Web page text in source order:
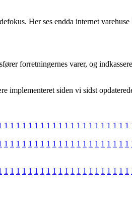
Her ses endda internet
forretningernes varer, og
implementeret siden vi sidst
1 1 1 1 1 1 1 1 1 1 1 1 1 1 1 1 1 1 1 1 1
1 1 1 1 1 1 1 1 1 1 1 1 1 1 1 1 1 1 1 1 1
1 1 1 1 1 1 1 1 1 1 1 1 1 1 1 1 1 1 1 1 1